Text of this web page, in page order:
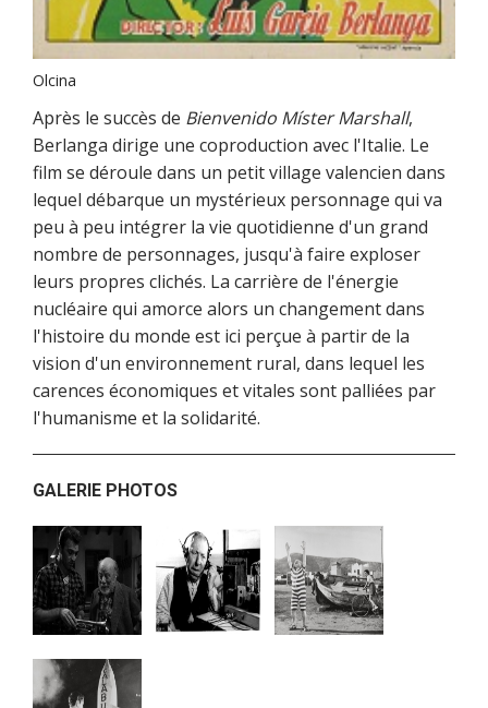
Olcina
Après le succès de Bienvenido Míster Marshall,
Berlanga dirige une coproduction avec l'Italie. Le
film se déroule dans un petit village valencien dans
lequel débarque un mystérieux personnage qui va
peu à peu intégrer la vie quotidienne d'un grand
nombre de personnages, jusqu'à faire exploser
leurs propres clichés. La carrière de l'énergie
nucléaire qui amorce alors un changement dans
l'histoire du monde est ici perçue à partir de la
vision d'un environnement rural, dans lequel les
carences économiques et vitales sont palliées par
l'humanisme et la solidarité.
GALERIE PHOTOS